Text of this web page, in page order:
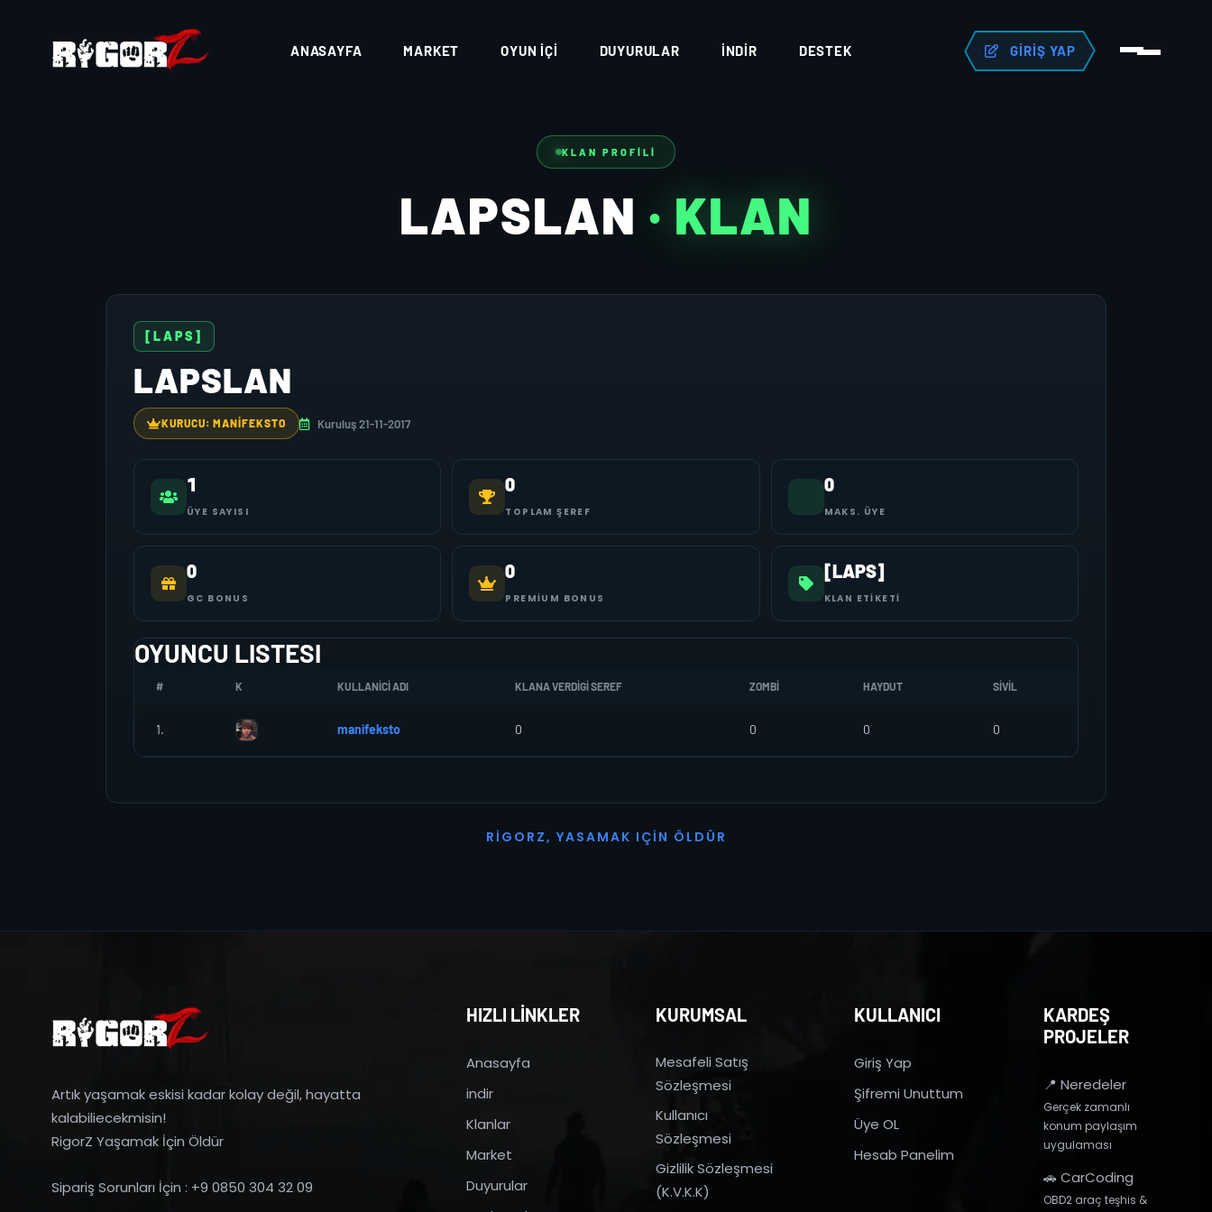
ANASAYFA MARKET OYUN İÇI DUYURULAR İNDIR DESTEK GIRIŞ YAP
KLAN PROFILI
LAPSLAN · KLAN
[LAPS]
LAPSLAN
KURUCU: MANIFEKSTO Kuruluş 21-11-2017
1
ÜYE SAYISI
0
TOPLAM ŞEREF
0
MAKS. ÜYE
0
GC BONUS
0
PREMIUM BONUS
[LAPS]
KLAN ETIKETI
OYUNCU LISTESI
# K KULLANICI ADI KLANA VERDIGI SEREF ZOMBI HAYDUT SIVIL
1. manifeksto 0 0 0 0
R I G O R Z, YASAMAK I ÇI N Ö L D Ü R
Artık yaşamak eskisi kadar kolay değil, hayatta
kalabiliecekmisin!
RigorZ Yaşamak İçin Öldür
Sipariş Sorunları İçin : +9 0850 304 32 09
HIZLI LİNKLER
Anasayfa
indir
Klanlar
Market
Duyurular
KURUMSAL
Mesafeli Satış
Sözleşmesi
Kullanıcı
Sözleşmesi
Gizlilik Sözleşmesi
(K.V.K.K)
KULLANICI
Giriş Yap
Şifremi Unuttum
Üye OL
Hesab Panelim
KARDEŞ
PROJELER
📍 Neredeler
Gerçek zamanlı
konum paylaşım
uygulaması
🚗 CarCoding
OBD2 araç teşhis &